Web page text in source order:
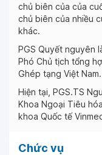
chủ biên của của
chủ biên của nhiều
khác.
PGS Quyết nguyên
Phó Chủ tịch tổng
Ghép tạng Việt Nam.
Hiện tại, PGS.TS
Khoa Ngoại Tiêu
khoa Quốc tế
Chức vụ